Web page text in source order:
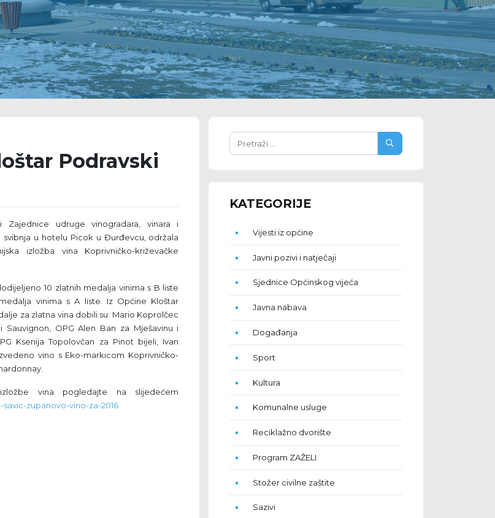
Podravski
Zajednice udruge vinogradara, vinara i
svibnja u hotelu Picok u Đurđevcu, održala
izložba vina Koprivničko-križevačke
10 zlatnih medalja vinima s B liste
vinima s A liste. Iz Općine Kloštar
za zlatna vina dobili su: Mario Koprolčec
Sauvignon, OPG Alen Ban za Mješavinu i
Ksenija Topolovčan za Pinot bijeli, Ivan
vino s Eko-markicom Koprivničko-
vina pogledajte na slijedećem
zupanovo-vino-za-2016
KATEGORIJE
Vijesti iz općine
Javni pozivi i natječaji
Sjednice Općinskog vijeća
Javna nabava
Događanja
Sport
Kultura
Komunalne usluge
Reciklažno dvorište
Program ZAŽELI
Stožer civilne zaštite
Sazivi